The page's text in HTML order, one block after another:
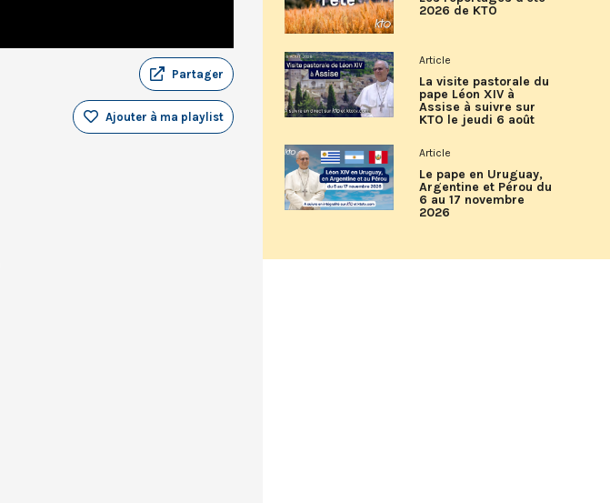
Partager
Ajouter à ma playlist
2026 de KTO
Article
La visite pastorale du
pape Léon XIV à
Assise à suivre sur
KTO le jeudi 6 août
Article
Le pape en Uruguay,
Argentine et Pérou du
6 au 17 novembre
2026